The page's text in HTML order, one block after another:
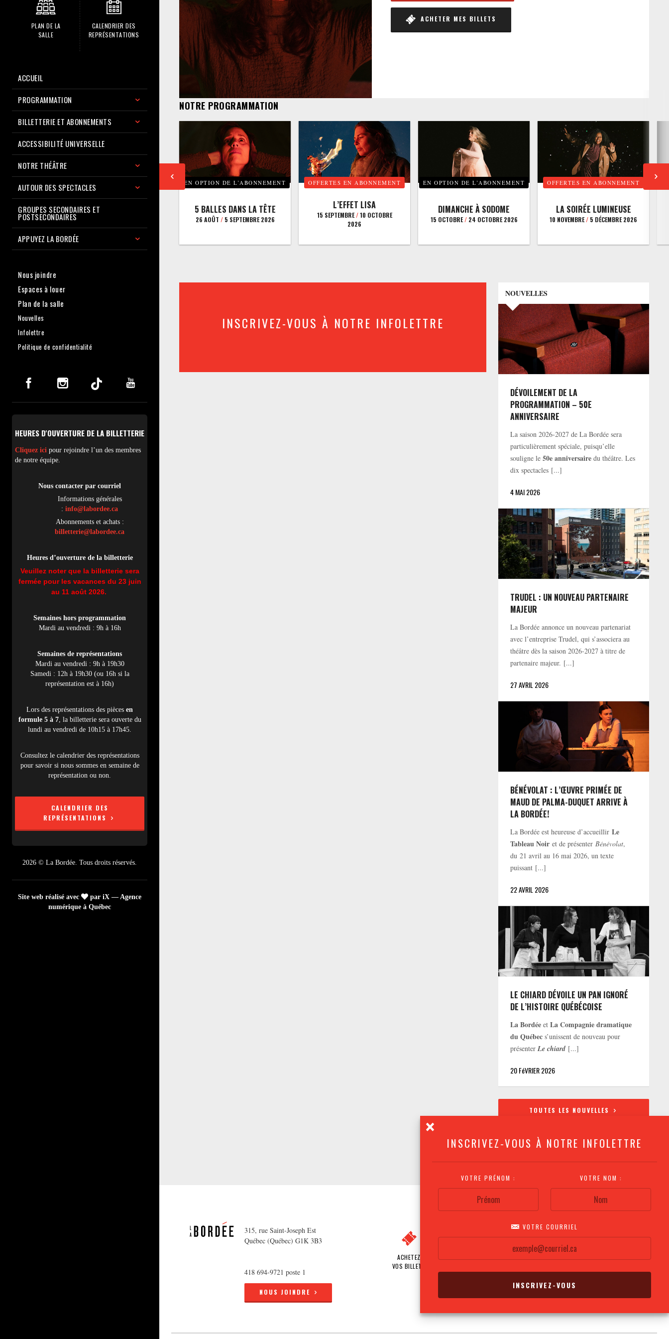
INSCRIVEZ-VOUS À NOTRE INFOLETTRE
VOTRE PRÉNOM : VOTRE NOM :
VOTRE COURRIEL
PLAN DE LA
SALLE
CALENDRIER DES
REPRÉSENTATIONS
ACCUEIL
PROGRAMMATION
BILLETTERIE ET ABONNEMENTS
ACCESSIBILITÉ UNIVERSELLE
NOTRE THÉÂTRE
AUTOUR DES SPECTACLES
GROUPES SECONDAIRES ET
POSTSECONDAIRES
APPUYEZ LA BORDÉE
Nous joindre
Espaces à louer
Plan de la salle
Nouvelles
Infolettre
Politique de confidentialité
HEURES D'OUVERTURE DE LA BILLETTERIE
Cliquez ici pour rejoindre l’un des membres
de notre équipe.
Nous contacter par courriel
Informations générales
: info@labordee.ca
Abonnements et achats :
billetterie@labordee.ca
Heures d’ouverture de la billetterie
Veuillez noter que la billetterie sera
fermée pour les vacances du 23 juin
au 11 août 2026.
Semaines hors programmation
Mardi au vendredi : 9h à 16h
Semaines de représentations
Mardi au vendredi : 9h à 19h30
Samedi : 12h à 19h30 (ou 16h si la
représentation est à 16h)
Lors des représentations des pièces en
formule 5 à 7, la billetterie sera ouverte du
lundi au vendredi de 10h15 à 17h45.
Consultez le calendrier des représentations
pour savoir si nous sommes en semaine de
représentation ou non.
CALENDRIER DES
REPRÉSENTATIONS
2026 © La Bordée. Tous droits réservés.
Site web réalisé avec
par iX — Agence
numérique à Québec
ACHETER MES BILLETS
NOTRE PROGRAMMATION
EN OPTION DE L’ABONNEMENT
5 BALLES DANS LA TÊTE
26 AOÛT /5 SEPTEMBRE 2026
OFFERTES EN ABONNEMENT
L’EFFET LISA
15 SEPTEMBRE/10 OCTOBRE
2026
EN OPTION DE L’ABONNEMENT
DIMANCHE À SODOME
15 OCTOBRE/24 OCTOBRE 2026
OFFERTES EN ABONNEMENT
LA SOIRÉE LUMINEUSE
10 NOVEMBRE/ 5 DÉCEMBRE 2026
INSCRIVEZ-VOUS À NOTRE INFOLETTRE
NOUVELLES
DÉVOILEMENT DE LA
PROGRAMMATION – 50E
ANNIVERSAIRE
La saison 2026-2027 de La Bordée sera
particulièrement spéciale, puisqu’elle
souligne le50e anniversaire du théâtre. Les
dix spectacles [...]
4 MAI 2026
TRUDEL : UN NOUVEAU PARTENAIRE
MAJEUR
La Bordée annonce un nouveau partenariat
avec l’entreprise Trudel, qui s’associera au
théâtre dès la saison 2026-2027 à titre de
partenaire majeur. [...]
27 AVRIL 2026
BÉNÉVOLAT : L’ŒUVRE PRIMÉE DE
MAUD DE PALMA-DUQUET ARRIVE À
LA BORDÉE!
La Bordée est heureuse d’accueillirLe
Tableau Noir et de présenterBénévolat,
du 21 avril au 16 mai 2026, un texte
puissant [...]
22 AVRIL 2026
LE CHIARD DÉVOILE UN PAN IGNORÉ
DE L’HISTOIRE QUÉBÉCOISE
La Bordée etLa Compagnie dramatique
du Québec s’unissent de nouveau pour
présenterLe chiard [...]
20 FéVRIER 2026
TOUTES LES NOUVELLES
315, rue Saint-Joseph Est
Québec (Québec) G1K 3B3
418 694-9721 poste 1
NOUS JOINDRE
ACHETEZ
VOS BILLETS